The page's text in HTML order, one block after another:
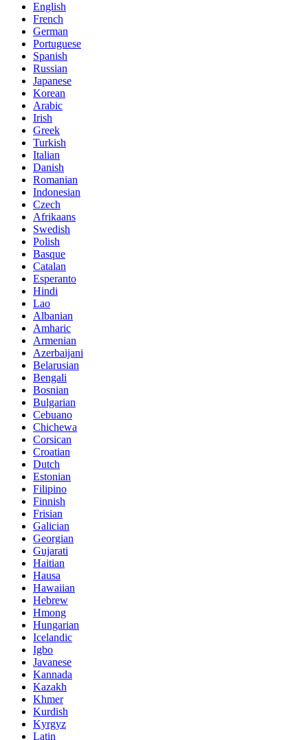
English
French
German
Portuguese
Spanish
Russian
Japanese
Korean
Arabic
Irish
Greek
Turkish
Italian
Danish
Romanian
Indonesian
Czech
Afrikaans
Swedish
Polish
Basque
Catalan
Esperanto
Hindi
Lao
Albanian
Amharic
Armenian
Azerbaijani
Belarusian
Bengali
Bosnian
Bulgarian
Cebuano
Chichewa
Corsican
Croatian
Dutch
Estonian
Filipino
Finnish
Frisian
Galician
Georgian
Gujarati
Haitian
Hausa
Hawaiian
Hebrew
Hmong
Hungarian
Icelandic
Igbo
Javanese
Kannada
Kazakh
Khmer
Kurdish
Kyrgyz
Latin